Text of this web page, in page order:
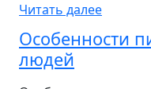
Читать далее
Особенности
людей